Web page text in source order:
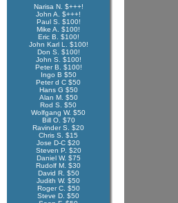
Narisa N. $+++!
John A. $+++!
Paul S. $100!
Mike A. $100!
Eric B. $100!
John Karl L. $100!
Don S. $100!
John S. $100!
Peter B. $100!
Ingo B $50
Peter d C $50
Hans G $50
Alan M. $50
Rod S. $50
Wolfgang W. $50
Bill O. $70
Ravinder S. $20
Chris S. $15
Jose D-C $20
Steven P. $20
Daniel W. $75
Rudolf M. $30
David R. $50
Judith W. $50
Roger C. $50
Steve D. $50